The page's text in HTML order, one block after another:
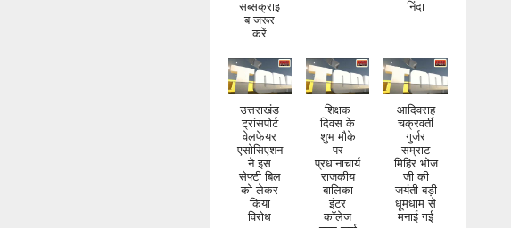
करें
उत्तराखंड
वेलफेयर
एसोसिएशन
ने इस
सेफ्टी बिल
को लेकर
किया
विरोध
शिक्षक
शुभ मौके
पर
प्रधानाचार्य
राजकीय
बालिका
इंटर
कॉलेज
पूनम शर्मा
ने दी बधाई
आदिवराह
गुर्जर
सम्राट
मिहिर भोज
जी की
जयंती बड़ी
धूमधाम से
मनाई गई